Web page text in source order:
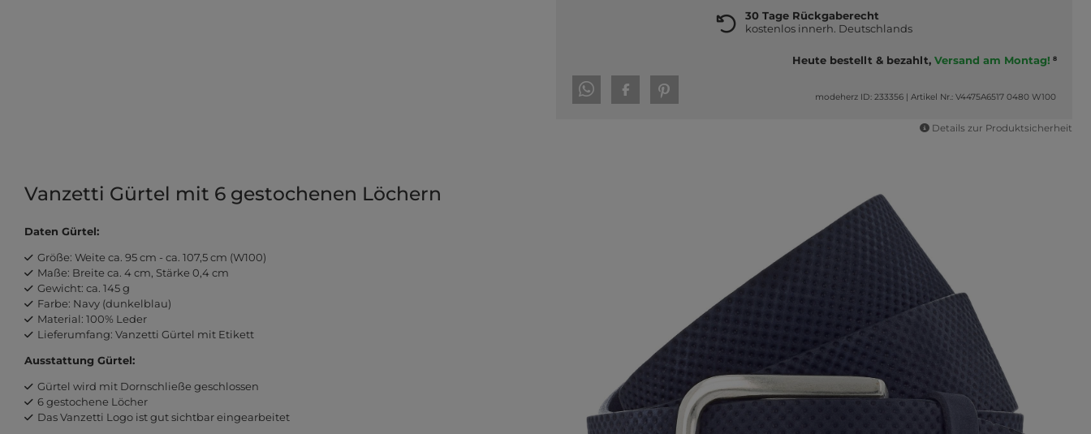
30 Tage Rückgaberecht
kostenlos innerh. Deutschlands
Heute bestellt & bezahlt, Versand am Montag! 8
modeherz ID: 233356 |Artikel Nr.: V4475A6517 0480 W100
Details zur Produktsicherheit
Vanzetti Gürtel mit 6 gestochenen Löchern
Daten Gürtel:
Größe: Weite ca. 95 cm - ca. 107,5 cm (W100)
Maße: Breite ca. 4 cm, Stärke 0,4 cm
Gewicht: ca. 145 g
Farbe: Navy (dunkelblau)
Material: 100% Leder
Lieferumfang: Vanzetti Gürtel mit Etikett
Ausstattung Gürtel:
Gürtel wird mit Dornschließe geschlossen
6 gestochene Löcher
Das Vanzetti Logo ist gut sichtbar eingearbeitet